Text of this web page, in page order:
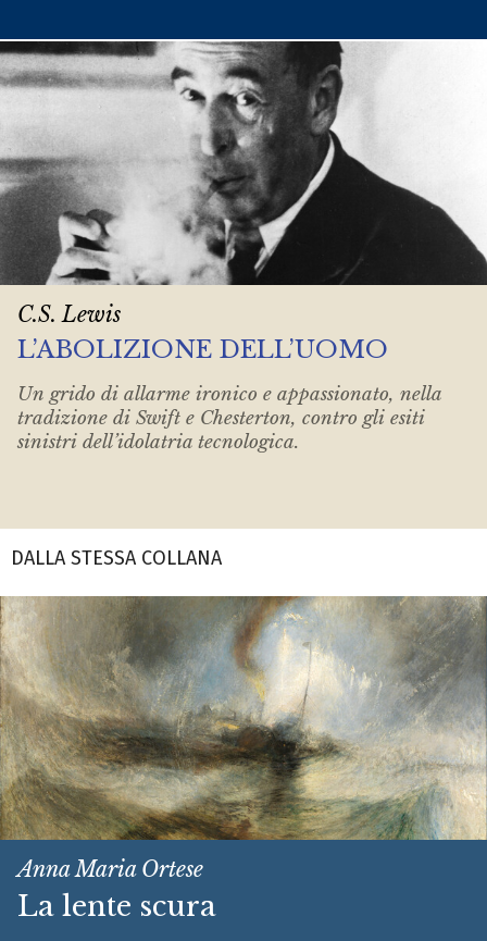
C.S. Lewis
L’ABOLIZIONE DELL’UOMO
Un grido di allarme ironico e appassionato, nella
tradizione di Swift e Chesterton, contro gli esiti
sinistri dell’idolatria tecnologica.
DALLA STESSA COLLANA
Anna Maria Ortese
La lente scura